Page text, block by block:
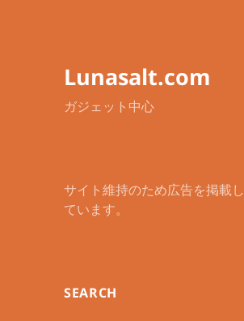
Lunasalt.com
ガジェット中心
サイト維持のため広告を掲載し
ています。
SEARCH